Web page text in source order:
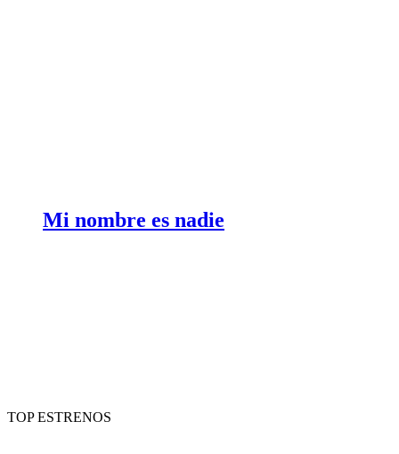
Mi nombre es nadie
TOP ESTRENOS